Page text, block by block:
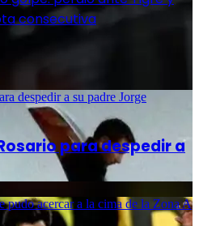
consecutiva
despedir a su padre Jorge
para despedir a
pudo acercar a la cima de la Zona A